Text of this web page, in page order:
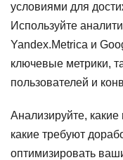
условиями для
Используйте
Yandex.Metrica и
ключевые метрики,
пользователей и
Анализируйте,
какие требуют
оптимизировать